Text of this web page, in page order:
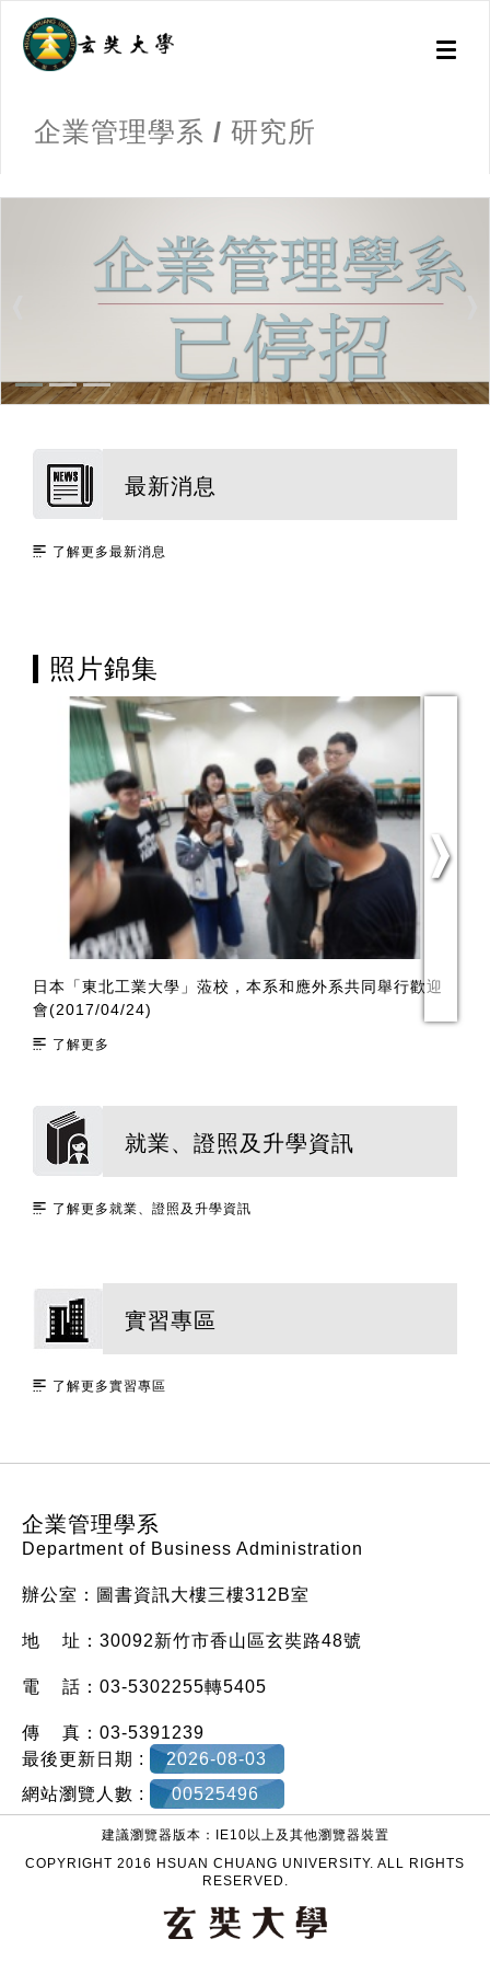
Toggle
企業管理學系 / 研究所
最新消息
了解更多最新消息
照片錦集
日本「東北工業大學」蒞校，本系和應外系共同舉行歡迎
會(2017/04/24)
了解更多
就業、證照及升學資訊
了解更多就業、證照及升學資訊
實習專區
了解更多實習專區
企業管理學系
Department of Business Administration
辦公室：圖書資訊大樓三樓312B室
地 址：30092新竹市香山區玄奘路48號
電 話：03-5302255轉5405
傳 真：03-5391239
最後更新日期 :
2026-08-03
網站瀏覽人數 :
00525496
建議瀏覽器版本：IE10以上及其他瀏覽器裝置
COPYRIGHT 2016 HSUAN CHUANG UNIVERSITY. ALL RIGHTS
RESERVED.